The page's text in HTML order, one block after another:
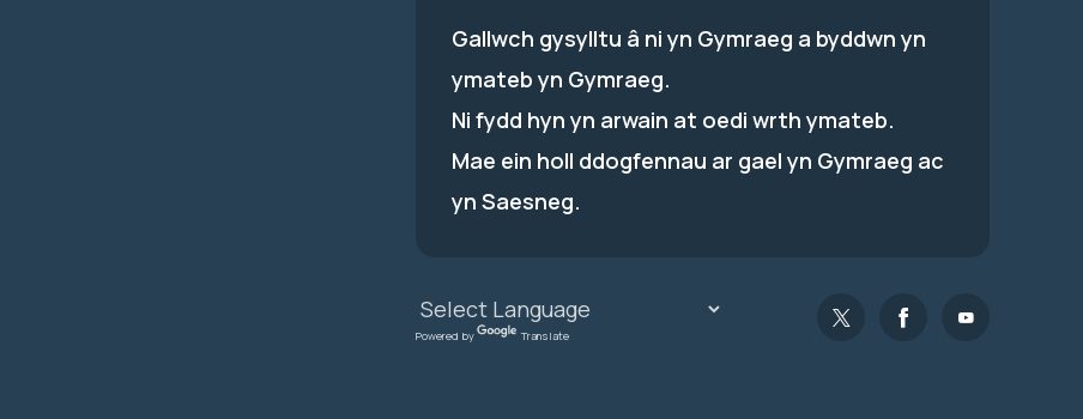
Gallwch gysylltu â ni yn Gymraeg a byddwn yn
ymateb yn Gymraeg.
Ni fydd hyn yn arwain at oedi wrth ymateb.
Mae ein holl ddogfennau ar gael yn Gymraeg ac
yn Saesneg.
Powered by Translate